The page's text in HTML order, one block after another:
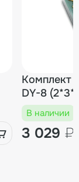
Комплект
DY-8
В наличии
3 029 ₽